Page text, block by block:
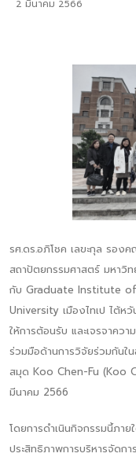
2 มีนาคม 2566
รศ.ดร.อภิโชค เลขะกุล รอ
สถาปัตยกรรมศาสตร์ มหาวิท
กับ Graduate Institute
University เมืองไทเป ไต้
ให้การต้อนรับ และเจรจาคว
ร่วมมือด้านการวิจัยร่วมกันใ
สมุด Koo Chen-Fu (Koo
มีนาคม 2566
โดยการดำเนินกิจกรรมนี้ภา
ประสิทธิภาพการบริหารจัดก